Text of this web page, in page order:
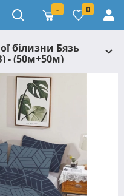
- 0
білизни Бязь
- (50м+50м)